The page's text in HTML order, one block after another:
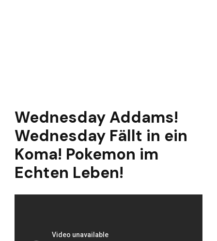
Wednesday Addams!
Wednesday Fällt in ein
Koma! Pokemon im
Echten Leben!